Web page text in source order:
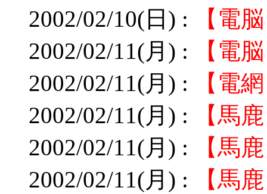
2002/02/10(日) :
【電
2002/02/11(月) :
【電
2002/02/11(月) :
【電
2002/02/11(月) :
【馬
2002/02/11(月) :
【馬
2002/02/11(月) :
【馬